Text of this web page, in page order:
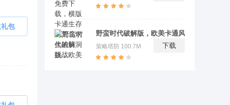
包
野蛮时代破解版，欧美卡通风战争策略手
策略塔防 100.7M 下载